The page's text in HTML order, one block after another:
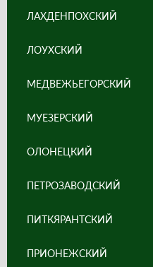
ЛАХДЕНПОХСКИЙ
ЛОУХСКИЙ
МЕДВЕЖЬЕГОРСКИЙ
МУЕЗЕРСКИЙ
ОЛОНЕЦКИЙ
ПЕТРОЗАВОДСКИЙ
ПИТКЯРАНТСКИЙ
ПРИОНЕЖСКИЙ